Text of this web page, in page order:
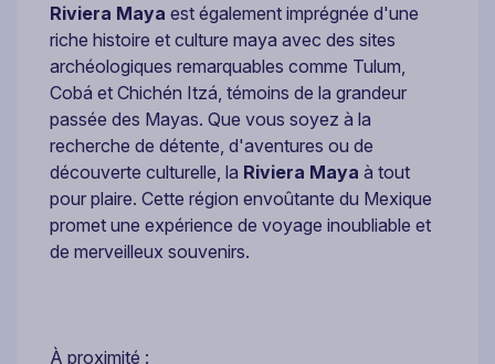
Riviera Maya est également imprégnée d'une
riche histoire et culture maya avec des sites
archéologiques remarquables comme Tulum,
Cobá et Chichén Itzá, témoins de la grandeur
passée des Mayas. Que vous soyez à la
recherche de détente, d'aventures ou de
découverte culturelle, la Riviera Maya à tout
pour plaire. Cette région envoûtante du Mexique
promet une expérience de voyage inoubliable et
de merveilleux souvenirs.
À proximité :